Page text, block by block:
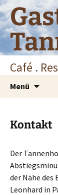
Zum
Inhalt
springen
Café .
Menü
Kontakt
Der
der Nähe des
Leonhard in